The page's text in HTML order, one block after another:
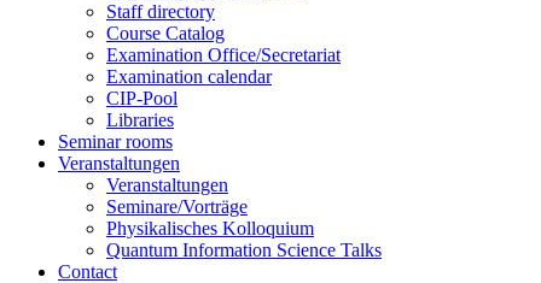
Staff directory
Course Catalog
Examination Office/Secretariat
Examination calendar
CIP-Pool
Libraries
Seminar rooms
Veranstaltungen
Veranstaltungen
Seminare/Vorträge
Physikalisches Kolloquium
Quantum Information Science Talks
Contact